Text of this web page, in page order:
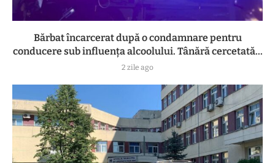
Bărbat încarcerat după o condamnare pentru
conducere sub influența alcoolului. Tânără cercetată...
2 zile ago